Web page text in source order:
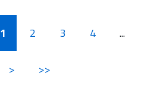
1 2 3 4 ...
> >>